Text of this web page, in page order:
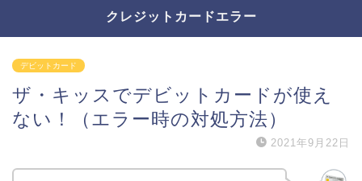
クレジットカードエラー
デビットカード
ザ・キッスでデビットカードが使え
ない！（エラー時の対処方法）
2021年9月22日